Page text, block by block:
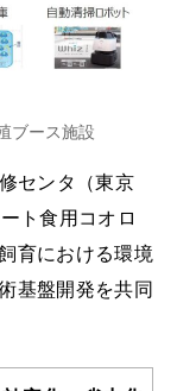
ブース施設
センタ（東京
ト⾷⽤コオロ
育における環境
基盤開発を共同